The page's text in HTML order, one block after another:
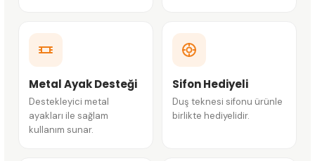
Metal Ayak Desteği
Destekleyici metal
ayakları ile sağlam
kullanım sunar.
Sifon Hediyeli
Duş teknesi sifonu ürünle
birlikte hediyelidir.